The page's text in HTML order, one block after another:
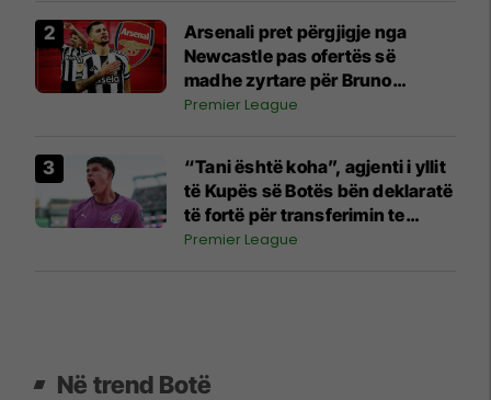
Arsenali pret përgjigje nga
Newcastle pas ofertës së
madhe zyrtare për Bruno
Guimaraes
Premier League
“Tani është koha”, agjenti i yllit
të Kupës së Botës bën deklaratë
të fortë për transferimin te
Manchester United
Premier League
Në trend Botë